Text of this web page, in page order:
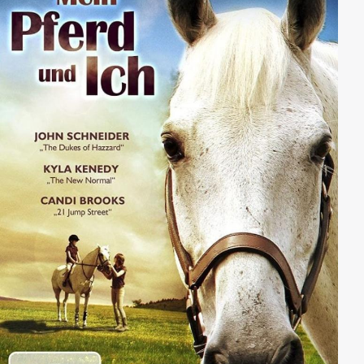
stoppen kann und so nimmt die Invasion ihren Lauf. In
all diesem Chaos muss Paul (Bug Hall), der noch nie in
seinem Leben Verantwortung übernommen hat, seine
Schwester (Olivia Hardt), die Stadt und somit auch die
ganze Welt vor dem sicheren Tod bewahren und dass,
obwohl sein misstrauischer Vater (Ethan Phillips)
zunächst sogar angenommen hat, Paul selbst sei für
die Katastrophe verantwortlich.